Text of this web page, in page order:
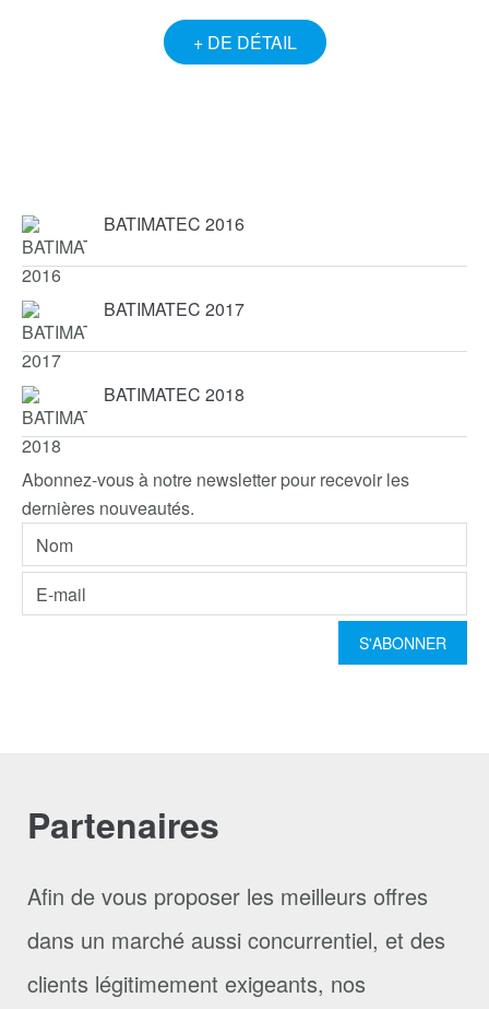
+ DE DÉTAIL
BATIMATEC 2016
BATIMATEC 2017
BATIMATEC 2018
Abonnez-vous à notre newsletter pour recevoir les
dernières nouveautés.
Partenaires
Afin de vous proposer les meilleurs offres
dans un marché aussi concurrentiel, et des
clients légitimement exigeants, nos